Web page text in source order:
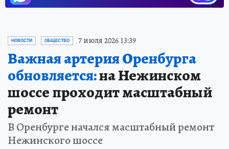
НОВОСТИ ОБЩЕСТВО 7 июля 2026 13:39
Важная артерия Оренбурга
обновляется:на Нежинском
шоссе проходит масштабный
ремонт
В Оренбурге начался масштабный ремонт
Нежинского шоссе